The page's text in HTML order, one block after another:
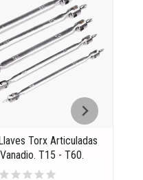
Torx Articuladas
T15 - T60.
starstarstarstarstar